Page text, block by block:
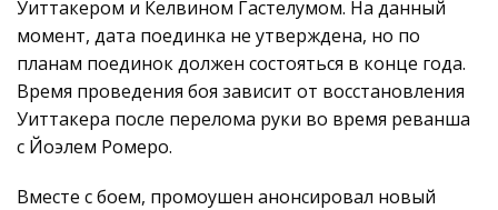
Уиттакером и Келвином Гастелумом. На данный
момент, дата поединка не утверждена, но по
планам поединок должен состояться в конце года.
Время проведения боя зависит от восстановления
Уиттакера после перелома руки во время реванша
с Йоэлем Ромеро.
Вместе с боем, промоушен анонсировал новый